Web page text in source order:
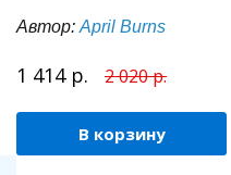
Автор: April Burns
1 414 р. 2 020 р.
В корзину